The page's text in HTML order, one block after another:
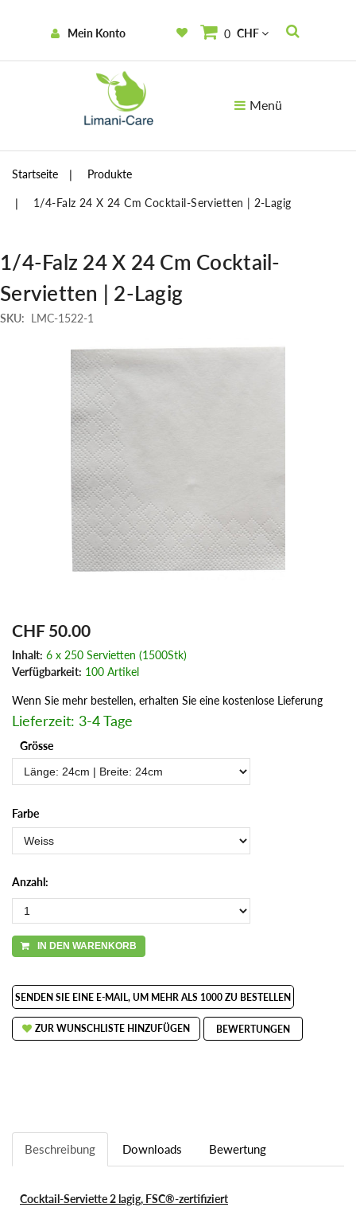
Mein Konto 0 CHF
Menü
Startseite Produkte
1/4-Falz 24 X 24 Cm Cocktail-Servietten | 2-Lagig
1/4-Falz 24 X 24 Cm Cocktail-
Servietten | 2-Lagig
SKU: LMC-1522-1
CHF 50.00
Inhalt: 6 x 250 Servietten (1500Stk)
Verfügbarkeit: 100 Artikel
Wenn Sie mehr bestellen, erhalten Sie eine kostenlose Lieferung
Lieferzeit: 3-4 Tage
Grösse
Farbe
Anzahl:
IN DEN WARENKORB
SENDEN SIE EINE E-MAIL, UM MEHR ALS 1000 ZU BESTELLEN
ZUR WUNSCHLISTE HINZUFÜGEN BEWERTUNGEN
Beschreibung Downloads Bewertung
Cocktail-Serviette 2 lagig, FSC®-zertifiziert